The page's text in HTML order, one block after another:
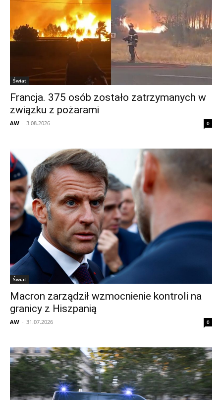
Świat
Francja. 375 osób zostało zatrzymanych w
związku z pożarami
AW - 3.08.2026 0
Świat
Macron zarządził wzmocnienie kontroli na
granicy z Hiszpanią
AW - 31.07.2026 0